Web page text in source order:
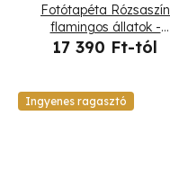
Fotótapéta Rózsaszín
flamingos állatok -
Andrea Haase
17 390 Ft-tól
Ingyenes ragasztó